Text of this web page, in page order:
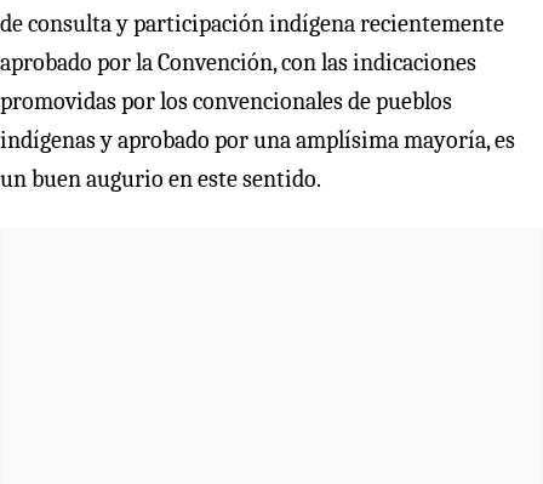
de consulta y participación indígena recientemente
aprobado por la Convención, con las indicaciones
promovidas por los convencionales de pueblos
indígenas y aprobado por una amplísima mayoría, es
un buen augurio en este sentido.